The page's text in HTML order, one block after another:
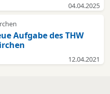
04.04.2025
Aufgabe des THW
12.04.2021